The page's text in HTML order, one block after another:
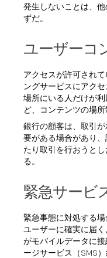
発生しないことは、
ずだ。
ユーザーコ
アクセスが許可され
ングサービスにアク
場所にいる人だけが
ど、コンテンツの場
銀行の顧客は、取引
要がある場合があり
たり取引を行おうと
る。
緊急サービ
緊急事態に対処する
ユーザーに確実に届
がモバイルデータに
ージサービス（SMS